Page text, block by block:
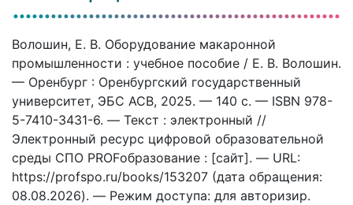
Волошин, Е. В. Оборудование макаронной
промышленности : учебное пособие / Е. В. Волошин.
— Оренбург : Оренбургский государственный
университет, ЭБС АСВ, 2025. — 140 c. — ISBN 978-
5-7410-3431-6. — Текст : электронный //
Электронный ресурс цифровой образовательной
среды СПО PROFобразование : [сайт]. — URL:
https://profspo.ru/books/153207 (дата обращения:
08.08.2026). — Режим доступа: для авторизир.